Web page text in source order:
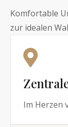
Komfortable
zur idealen
Im Herzen